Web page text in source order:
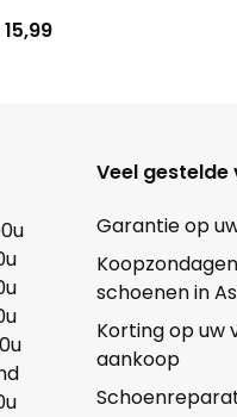
Veel gestelde
Garantie op
schoenen in
Korting op uw
aankoop